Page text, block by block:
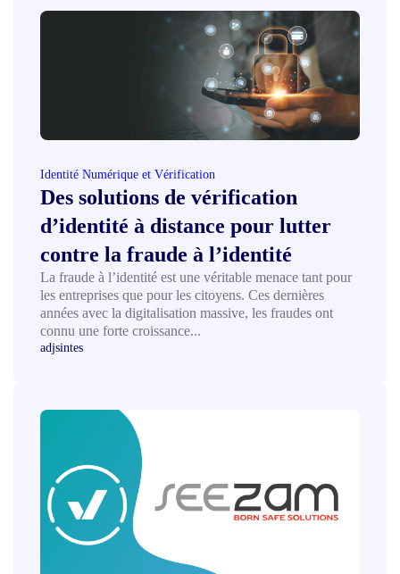
Identité Numérique et Vérification
Des solutions de vérification
d’identité à distance pour lutter
contre la fraude à l’identité
La fraude à l’identité est une véritable menace tant pour
les entreprises que pour les citoyens. Ces dernières
années avec la digitalisation massive, les fraudes ont
connu une forte croissance...
adjsintes